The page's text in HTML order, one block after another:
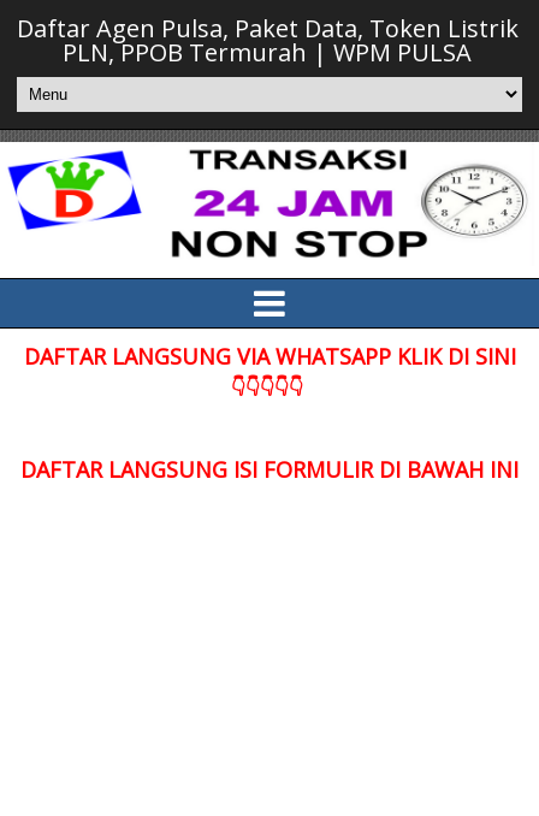
Daftar Agen Pulsa, Paket Data, Token Listrik
PLN, PPOB Termurah | WPM PULSA
DAFTAR LANGSUNG VIA WHATSAPP KLIK DI SINI
👇👇👇👇👇
DAFTAR LANGSUNG ISI FORMULIR DI BAWAH INI